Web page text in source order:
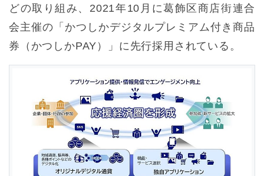
どの取り組み、2021年10月に葛飾区商店街連合
会主催の「かつしかデジタルプレミアム付き商品
券（かつしかPAY）」に先行採用されている。